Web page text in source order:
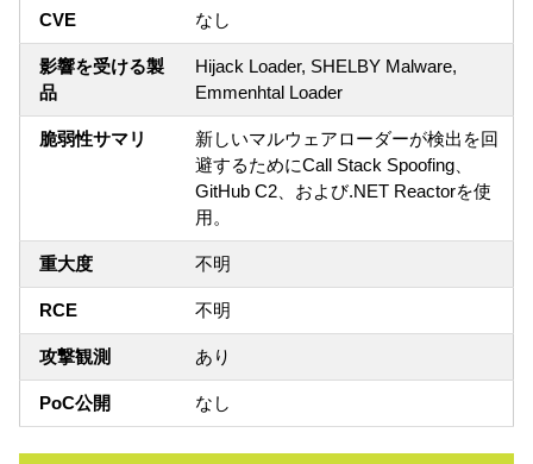
CVE なし
影響を受ける製
品
Hijack Loader, SHELBY Malware,
Emmenhtal Loader
脆弱性サマリ
新しいマルウェアローダーが検出を回
避するためにCall Stack Spoofing、
GitHub C2、および.NET Reactorを使
用。
重大度 不明
RCE 不明
攻撃観測 あり
PoC公開 なし